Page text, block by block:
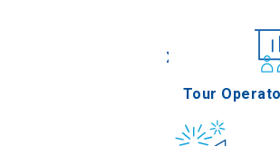
Συνέδρια
Tour